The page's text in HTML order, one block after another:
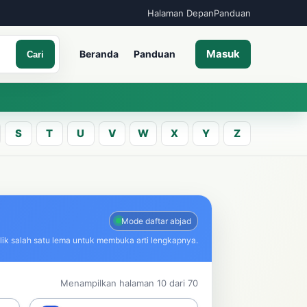
Halaman DepanPanduan
Cari Beranda Panduan Masuk
kata Jawa
S T U V W X Y Z
Mode daftar abjad
salah satu lema untuk membuka arti lengkapnya.
Menampilkan halaman 10 dari 70